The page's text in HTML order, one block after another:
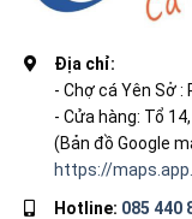
Địa chỉ:
- Chợ cá Yên Sở :
- Cửa hàng: Tổ
(Bản đồ Google
https://
Hotline: 085 440